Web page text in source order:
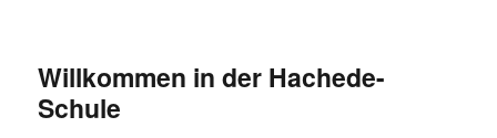
Willkommen in der Hachede-
Schule